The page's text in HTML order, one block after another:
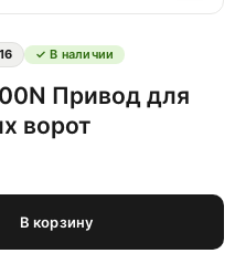
16 ✓ В наличии
Привод для
ворот
В корзину